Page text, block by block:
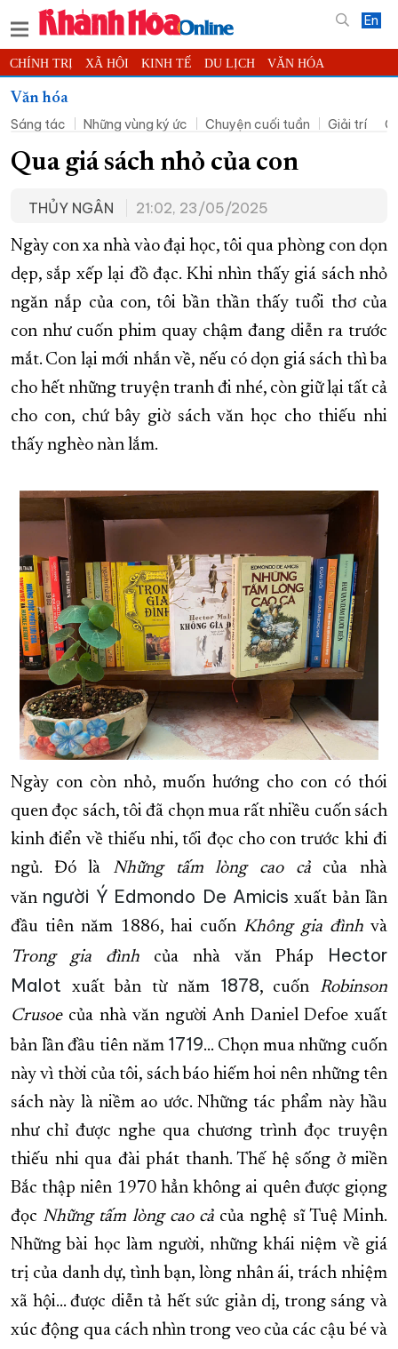
En
CHÍNH TRỊ XÃ HỘI KINH TẾ DU LỊCH VĂN HÓA
THỂ THAO
KHOA HỌC - CÔNG NGHỆ PHÁP LUẬT BẠN ĐỌC PHÓNG SỰ
THẾ GIỚI MULTIMEDIA VIDEO ĐỌC BÁO ONLINE
QUY HOẠCH TỈNH KHÁNH HÒA
TRƯỜNG SA BIỂN ĐẢO QUÊ HƯƠNG
CHUNG TAY CẢI CÁCH HÀNH CHÍNH
XÂY DỰNG NÔNG THÔN MỚI LỊCH CẮT ĐIỆN
TÀU - XE - MÁY BAY
KỶ NIỆM 370 NĂM XÂY DỰNG VÀ PHÁT TRIỂN TỈNH KHÁNH HÒA
KHOẢNH KHẮC ĐẸP XỨ TRẦM
XÂY DỰNG KHÁNH HÒA TRỞ THÀNH THÀNH PHỐ TRỰC THUỘC
ĐẠI HỘI ĐẢNG CÁC CẤP
Văn hóa
Sáng tác
Những vùng ký ức Chuyện cuối tuần Giải trí
Qua giá sách nhỏ của con
THỦY NGÂN 21:02, 23/05/2025
Ngày con xa nhà vào đại học, tôi qua phòng con dọn
dẹp, sắp xếp lại đồ đạc. Khi nhìn thấy giá sách nhỏ
ngăn nắp của con, tôi bần thần thấy tuổi thơ của
con như cuốn phim quay chậm đang diễn ra trước
mắt. Con lại mới nhắn về, nếu có dọn giá sách thì ba
cho hết những truyện tranh đi nhé, còn giữ lại tất cả
cho con, chứ bây giờ sách văn học cho thiếu nhi
thấy nghèo nàn lắm.
Ngày con còn nhỏ, muốn hướng cho con có thói
quen đọc sách, tôi đã chọn mua rất nhiều cuốn sách
kinh điển về thiếu nhi, tối đọc cho con trước khi đi
ngủ. Đó là Những tấm lòng cao cảcủa nhà
văn người Ý Edmondo De Amicis xuất bản lần
đầu tiên năm 1886, hai cuốn Không gia đìnhvà
Trong gia đình của nhà văn Pháp Hector
Malot xuất bản từ năm 1878, cuốn Robinson
Crusoecủa nhà văn người Anh Daniel Defoe xuất
bản lần đầu tiên năm 1719… Chọn mua những cuốn
này vì thời của tôi, sách báo hiếm hoi nên những tên
sách này là niềm ao ước. Những tác phẩm này hầu
như chỉ được nghe qua chương trình đọc truyện
thiếu nhi qua đài phát thanh. Thế hệ sống ở miền
Bắc thập niên 1970 hẳn không ai quên được giọng
đọc Những tấm lòng cao cả của nghệ sĩ Tuệ Minh.
Những bài học làm người, những khái niệm về giá
trị của danh dự, tình bạn, lòng nhân ái, trách nhiệm
xã hội… được diễn tả hết sức giản dị, trong sáng và
xúc động qua cách nhìn trong veo của các cậu bé và